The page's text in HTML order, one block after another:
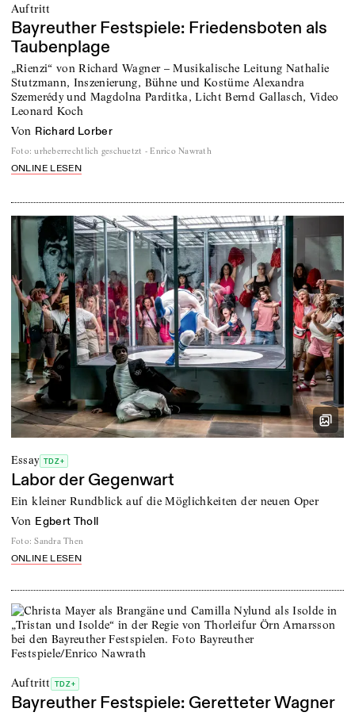
Auftritt
Bayreuther Festspiele: Friedensboten als
Taubenplage
„Rienzi“ von Richard Wagner – Musikalische Leitung Nathalie
Stutzmann, Inszenierung, Bühne und Kostüme Alexandra
Szemerédy und Magdolna Parditka, Licht Bernd Gallasch, Video
Leonard Koch
von Richard Lorber
Foto: urheberrechtlich geschuetzt - Enrico Nawrath
ONLINE LESEN
Essay TDZ+
Labor der Gegenwart
Ein kleiner Rundblick auf die Möglichkeiten der neuen Oper
von Egbert Tholl
Foto: Sandra Then
ONLINE LESEN
Auftritt TDZ+
Bayreuther Festspiele: Geretteter Wagner